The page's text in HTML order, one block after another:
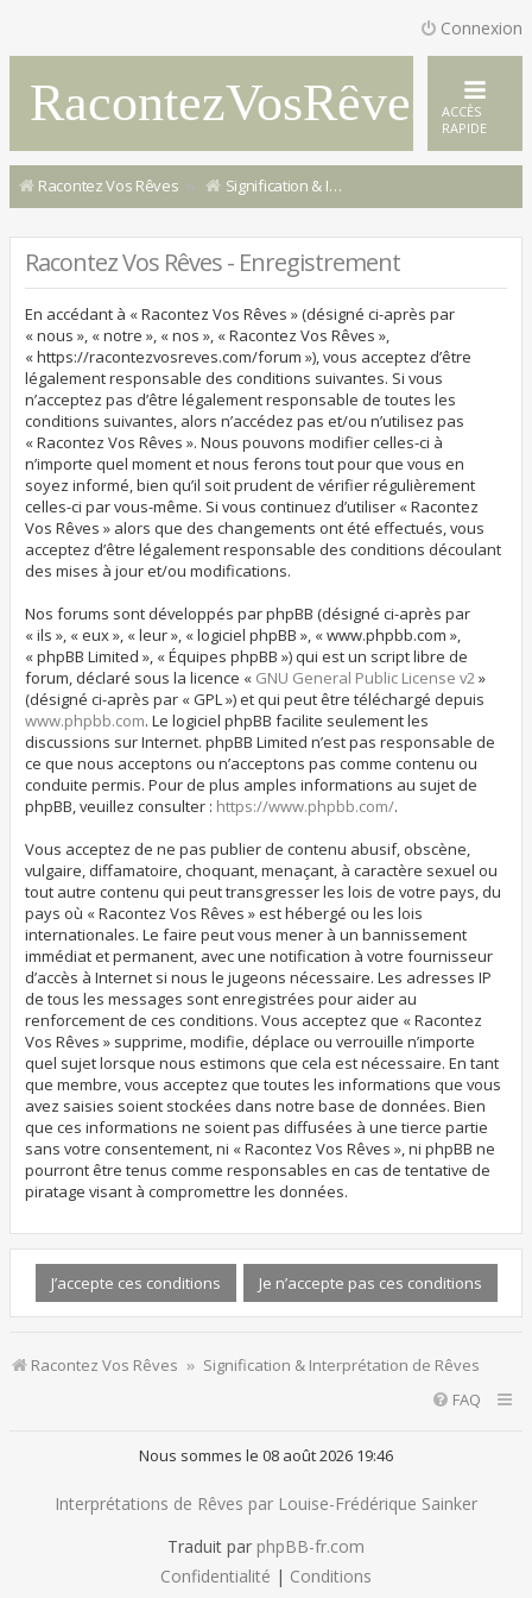
Connexion
RacontezVosRêves
ACCÈS
RAPIDE
Racontez Vos Rêves Signification & Interprétation de Rêves
Racontez Vos Rêves - Enregistrement
En accédant à « Racontez Vos Rêves » (désigné ci-après par
« nous », « notre », « nos », « Racontez Vos Rêves »,
« https://racontezvosreves.com/forum »), vous acceptez d’être
légalement responsable des conditions suivantes. Si vous
n’acceptez pas d’être légalement responsable de toutes les
conditions suivantes, alors n’accédez pas et/ou n’utilisez pas
« Racontez Vos Rêves ». Nous pouvons modifier celles-ci à
n’importe quel moment et nous ferons tout pour que vous en
soyez informé, bien qu’il soit prudent de vérifier régulièrement
celles-ci par vous-même. Si vous continuez d’utiliser « Racontez
Vos Rêves » alors que des changements ont été effectués, vous
acceptez d’être légalement responsable des conditions découlant
des mises à jour et/ou modifications.
Nos forums sont développés par phpBB (désigné ci-après par
« ils », « eux », « leur », « logiciel phpBB », « www.phpbb.com »,
« phpBB Limited », « Équipes phpBB ») qui est un script libre de
forum, déclaré sous la licence « GNU General Public License v2»
(désigné ci-après par « GPL ») et qui peut être téléchargé depuis
www.phpbb.com. Le logiciel phpBB facilite seulement les
discussions sur Internet. phpBB Limited n’est pas responsable de
ce que nous acceptons ou n’acceptons pas comme contenu ou
conduite permis. Pour de plus amples informations au sujet de
phpBB, veuillez consulter : https://www.phpbb.com/.
Vous acceptez de ne pas publier de contenu abusif, obscène,
vulgaire, diffamatoire, choquant, menaçant, à caractère sexuel ou
tout autre contenu qui peut transgresser les lois de votre pays, du
pays où « Racontez Vos Rêves » est hébergé ou les lois
internationales. Le faire peut vous mener à un bannissement
immédiat et permanent, avec une notification à votre fournisseur
d’accès à Internet si nous le jugeons nécessaire. Les adresses IP
de tous les messages sont enregistrées pour aider au
renforcement de ces conditions. Vous acceptez que « Racontez
Vos Rêves » supprime, modifie, déplace ou verrouille n’importe
quel sujet lorsque nous estimons que cela est nécessaire. En tant
que membre, vous acceptez que toutes les informations que vous
avez saisies soient stockées dans notre base de données. Bien
que ces informations ne soient pas diffusées à une tierce partie
sans votre consentement, ni « Racontez Vos Rêves », ni phpBB ne
pourront être tenus comme responsables en cas de tentative de
piratage visant à compromettre les données.
Racontez Vos Rêves
Signification & Interprétation de Rêves
FAQ
Nous sommes le 08 août 2026 19:46
Interprétations de Rêves par Louise-Frédérique Sainker
Traduit par phpBB-fr.com
Confidentialité | Conditions